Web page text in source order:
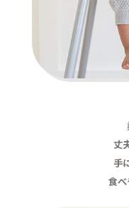
丈
手
食べ